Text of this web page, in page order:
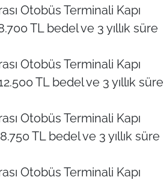
Otobüs Terminali Kapı
TL bedel ve 3 yıllık süre
Otobüs Terminali Kapı
TL bedel ve 3 yıllık süre
Otobüs Terminali Kapı
TL bedel ve 3 yıllık süre
Otobüs Terminali Kapı